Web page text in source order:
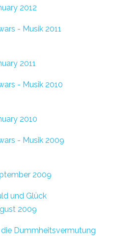
2012
- Musik 2011
2011
- Musik 2010
2010
- Musik 2009
2009
und Glück
2009
Dummheitsvermutung